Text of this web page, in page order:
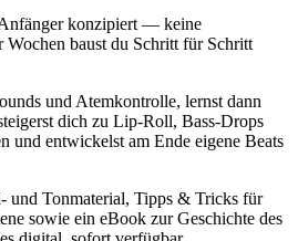
konzipiert — keine
baust du Schritt für Schritt
und Atemkontrolle, lernst dann
dich zu Lip-Roll, Bass-Drops
und entwickelst am Ende eigene Beats
und Tonmaterial, Tipps & Tricks für
sowie ein eBook zur Geschichte des